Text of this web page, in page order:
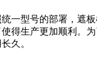
一型号的部署，遮
得生产更加顺利。
久。